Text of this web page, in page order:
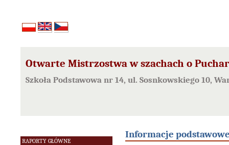
Otwarte Mistrzostwa w szachach o
Szkoła Podstawowa nr 14, ul. Sosnkowskiego 10,
RAPORTY GŁÓWNE
Informacje